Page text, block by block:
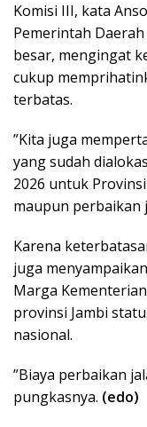
‎Komisi III, kata
Pemerintah
besar, mengingat
cukup
terbatas.
‎”Kita juga
yang sudah
2026 untuk
maupun perbaikan
‎Karena
juga
Marga
provinsi Jambi
nasional.
‎”Biaya perbaikan
pungkasnya. (edo)